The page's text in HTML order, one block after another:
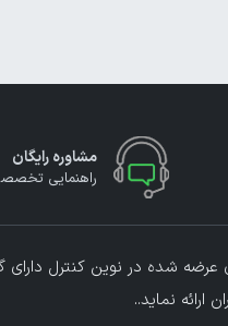
مشاوره رایگان
راهنمایی
شده در نوین کنترل دارای
نماید..